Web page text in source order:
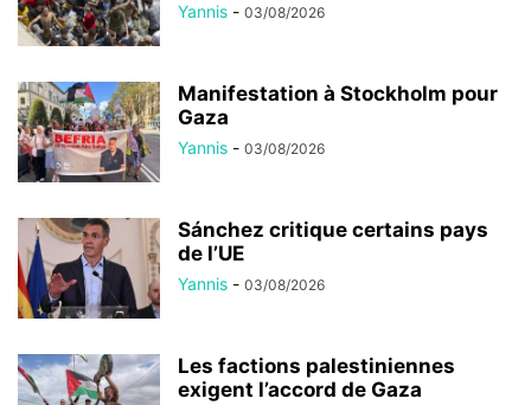
Yannis - 03/08/2026
Manifestation à Stockholm pour
Gaza
Yannis - 03/08/2026
Sánchez critique certains pays
de l’UE
Yannis - 03/08/2026
Les factions palestiniennes
exigent l’accord de Gaza